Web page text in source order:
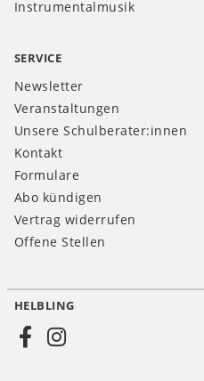
Instrumentalmusik
SERVICE
Newsletter
Veranstaltungen
Unsere Schulberater:innen
Kontakt
Formulare
Abo kündigen
Vertrag widerrufen
Offene Stellen
Social
HELBLING